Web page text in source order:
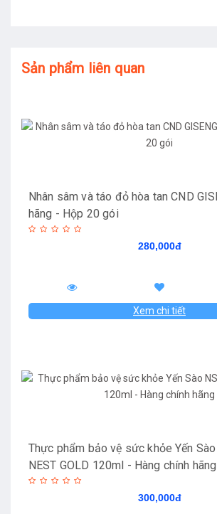
Sản phẩm liên quan
Nhân sâm và táo đỏ hòa tan CND
hãng - Hộp 20 gói
280,000đ
Xem chi tiết
Thực phẩm bảo vệ sức khỏe Yến Sào
NEST GOLD 120ml - Hàng chính hãng
300,000đ